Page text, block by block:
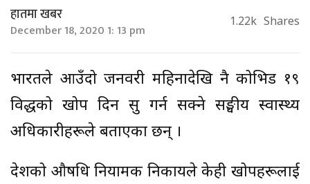
हातमा खबर
December 18, 2020 1: 13 pm 1.22k Shares
भारतले आउँदो जनवरी महिनादेखि नै कोभिड १९
विरुद्धको खोप दिन सुरु गर्न सक्ने सङ्घीय स्वास्थ्य
अधिकारीहरूले बताएका छन् ।
देशको औषधि नियामक निकायले केही खोपहरूलाई